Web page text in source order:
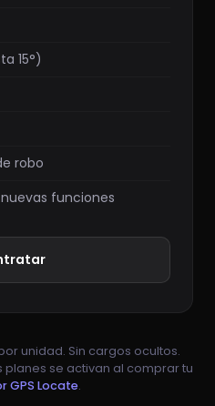
15°)
robo
funciones
unidad. Sin cargos ocultos.
planes se activan al comprar tu
GPS Locate.